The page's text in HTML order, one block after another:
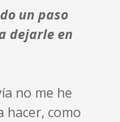
un paso
dejarle en
no me he
hacer, como